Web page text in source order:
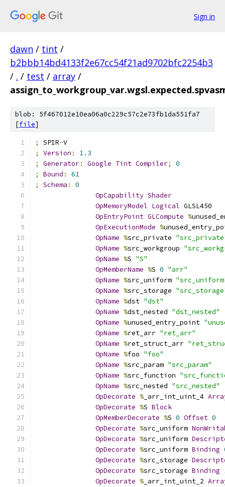
Sign in
dawn / tint /
b2bbb14bd4133f2e67cc54f21ad9702bfc2254b3
/ . / test / array /
blob: 5f467012e10ea06a0c229c57c2e73fb1da551fa7
[file]
; SPIR-V
;
Version :
1.3
;
Generator: Google Tint Compiler;
0
;
Bound :
61
;
Schema :
0
OpCapability Shader
OpMemoryModel Logical GLSL450
OpEntryPoint GLCompute %
OpExecutionMode %
OpName %src_private
OpName %src_workgroup
OpName %S "S"
OpMemberName %S 0 "arr"
OpName %src_uniform
OpName %src_storage
OpName %dst "dst"
OpName %dst_nested "dst_nested"
OpName %unused_entry_point
OpName %ret_arr "ret_arr"
OpName %ret_struct_arr
OpName %foo "foo"
OpName %src_param "src_param"
OpName %src_function
OpName %src_nested "src_nested"
OpDecorate % _arr_int_uint_4
OpDecorate %S Block
OpMemberDecorate %S 0 Offset 0
OpDecorate %src_uniform
OpDecorate %src_uniform
OpDecorate %src_uniform Binding
OpDecorate %src_storage
OpDecorate %src_storage Binding
OpDecorate % _arr_int_uint_2